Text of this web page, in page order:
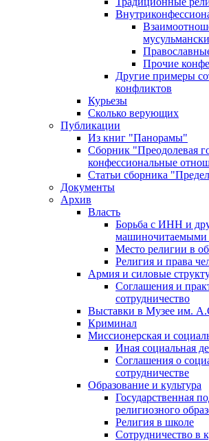
Прочие
Другие примеры
конфликтов
Курьезы
Сколько верующих
Публикации
Из книг "Панорамы"
Сборник "Преодолевая
конфессиональные
Статьи сборника
Документы
Архив
Власть
Борьба с ИНН и
машиночитаемыми
Место религии в
Религия и права
Армия и силовые
Соглашения и
сотрудничество
Выставки в Музее им.
Криминал
Миссионерская и
Иная социальная
Соглашения о
сотрудничестве
Образование и культура
Государственная
религиозного
Религия в школе
Сотрудничество в